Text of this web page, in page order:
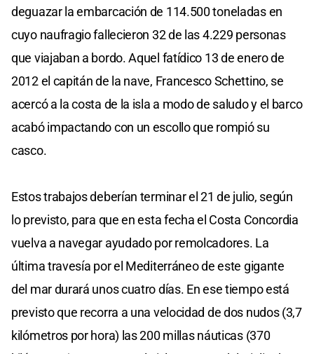
deguazar la embarcación de 114.500 toneladas en
cuyo naufragio fallecieron 32 de las 4.229 personas
que viajaban a bordo. Aquel fatídico 13 de enero de
2012 el capitán de la nave, Francesco Schettino, se
acercó a la costa de la isla a modo de saludo y el barco
acabó impactando con un escollo que rompió su
casco.
Estos trabajos deberían terminar el 21 de julio, según
lo previsto, para que en esta fecha el Costa Concordia
vuelva a navegar ayudado por remolcadores. La
última travesía por el Mediterráneo de este gigante
del mar durará unos cuatro días. En ese tiempo está
previsto que recorra a una velocidad de dos nudos (3,7
kilómetros por hora) las 200 millas náuticas (370